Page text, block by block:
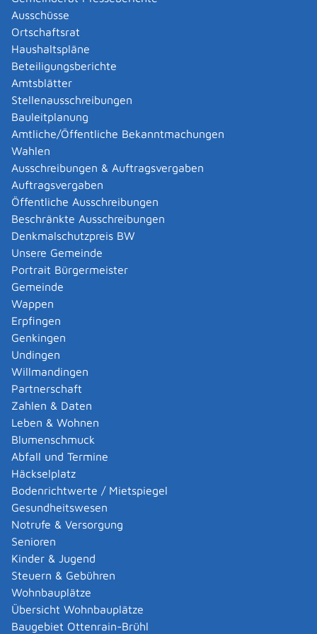
Ausschüsse
Ortschaftsrat
Haushaltspläne
Beteiligungsberichte
Amtsblätter
Stellenausschreibungen
Bauleitplanung
Amtliche/Öffentliche Bekanntmachungen
Wahlen
Ausschreibungen & Auftragsvergaben
Auftragsvergaben
Öffentliche Ausschreibungen
Beschränkte Ausschreibungen
Denkmalschutzpreis BW
Unsere Gemeinde
Portrait Bürgermeister
Gemeinde
Wappen
Erpfingen
Genkingen
Undingen
Willmandingen
Partnerschaft
Zahlen & Daten
Leben & Wohnen
Blumenschmuck
Abfall und Termine
Häckselplatz
Bodenrichtwerte / Mietspiegel
Gesundheitswesen
Notrufe & Versorgung
Senioren
Kinder & Jugend
Steuern & Gebühren
Wohnbauplätze
Übersicht Wohnbauplätze
Baugebiet Ottenrain-Brühl
Verordnung über genehmigungsbedürftige Anlagen (4.
BImSchV)erreicht.
Die geplante wesentliche Änderung der
genehmigungsbedürftigen Anlage ist bei der für die
geänderte Anlage zuständigen Genehmigungsbehörde
zu beantragen.
wird im Rahmen des Genehmigungsverfahren
überprüft, ob durch die geänderte Anlage weiterhin die
rechtlichen Anforderungen erfüllt werden.
Einer Genehmigung bedarf es dann nicht, wenn die
durch die Änderung hervorgerufenen nachteiligen
Auswirkungen offensichtlich gering sind und die
Erfüllung der Anforderungen der
Genehmigungsvoraussetzungen des
Bundesimmissionsschutzgesetzes (BImSchG) für
genehmigungsbedürftige Anlagen sichergestellt ist.
Dies gilt auch, wenn eine genehmigte Anlage oder Teile
einer genehmigten Anlage im Rahmen der
bestehenden Genehmigung ausgetauscht werden.
Wenn nach Einschätzung des Betreibers die
vorgesehene Änderung nicht wesentlich ist, ist diese
dennoch bei der zuständigen Behörde anzuzeigen.
Onlineantrag und Formulare
Genehmigung nach dem Bundes-
Immissionsschutzgesetz beantragen
Unterlagen für Immissionsschutzrechtliche
Genehmigung nachreichen
Zuständige Stelle
Die Zuständigkeiten im Bereich Immissionsschutz sind
geregelt in der Immissionsschutz-
Zuständigkeitsverordnung des Landes Baden-
Württemberg.
Die zuständige Behörde für immissionsschutzrechtlich
genehmigungsbedürftige Anlagen sind in den meisten